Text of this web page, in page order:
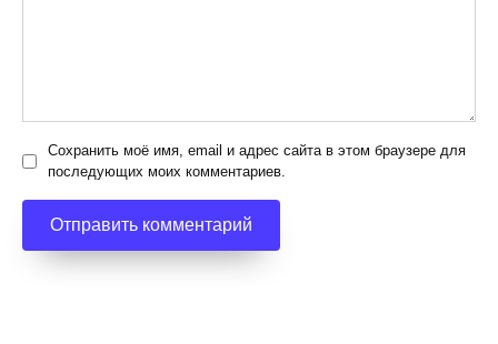
Сохранить моё имя, email и адрес сайта в этом браузере для
последующих моих комментариев.